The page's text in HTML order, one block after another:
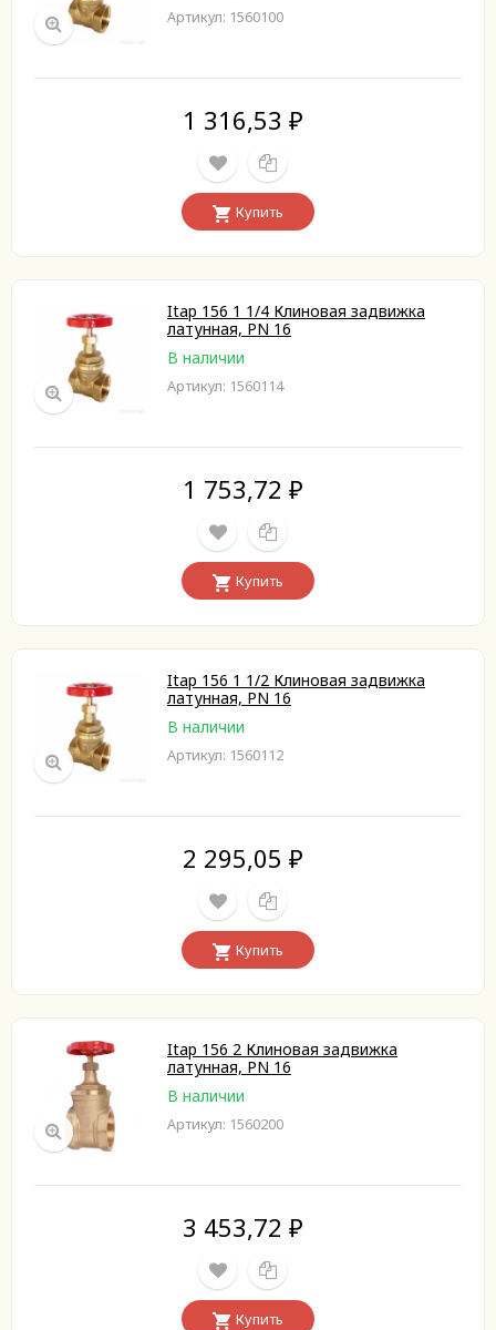
Артикул: 1560100
1 316,53 ₽
Купить
Itap 156 1 1/4 Клиновая задвижка
латунная, PN 16
В наличии
Артикул: 1560114
1 753,72 ₽
Купить
Itap 156 1 1/2 Клиновая задвижка
латунная, PN 16
В наличии
Артикул: 1560112
2 295,05 ₽
Купить
Itap 156 2 Клиновая задвижка
латунная, PN 16
В наличии
Артикул: 1560200
3 453,72 ₽
Купить